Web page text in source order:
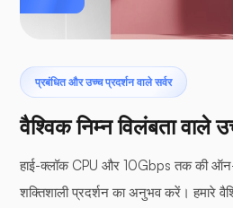
प्रबंधित और उच्च प्रदर्शन वाले सर्वर
वैश्विक निम्न विलंबता वाले
हाई-क्लॉक CPU और 10Gbps तक की ऑन-
शक्तिशाली प्रदर्शन का अनुभव करें। हमारे